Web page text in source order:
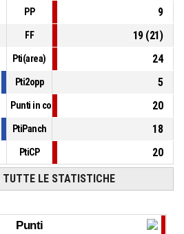
PP
9
FF 19(21)
Pti(area)
24
Pti2opp
5
Punti in contropiede
20
PtiPanch
18
PtiCP 20
LE STATISTICHE
Punti